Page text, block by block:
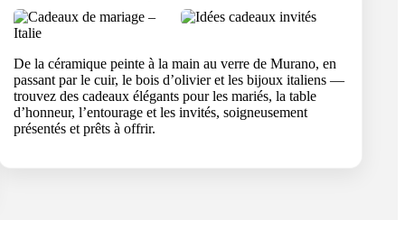
De la céramique peinte à la main au verre de Murano, en
passant par le cuir, le bois d’olivier et les bijoux italiens —
trouvez des cadeaux élégants pour les mariés, la table
d’honneur, l’entourage et les invités, soigneusement
présentés et prêts à offrir.